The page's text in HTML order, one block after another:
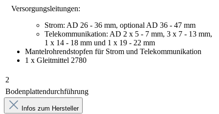
Versorgungsleitungen:
Strom: AD 26 - 36 mm, optional AD 36 - 47 mm
Telekommunikation: AD 2 x 5 - 7 mm, 3 x 7 - 13 mm,
1 x 14 - 18 mm und 1 x 19 - 22 mm
Mantelrohrendstopfen für Strom und Telekommunikation
1 x Gleitmittel 2780
2
Bodenplattendurchführung
Infos zum Hersteller